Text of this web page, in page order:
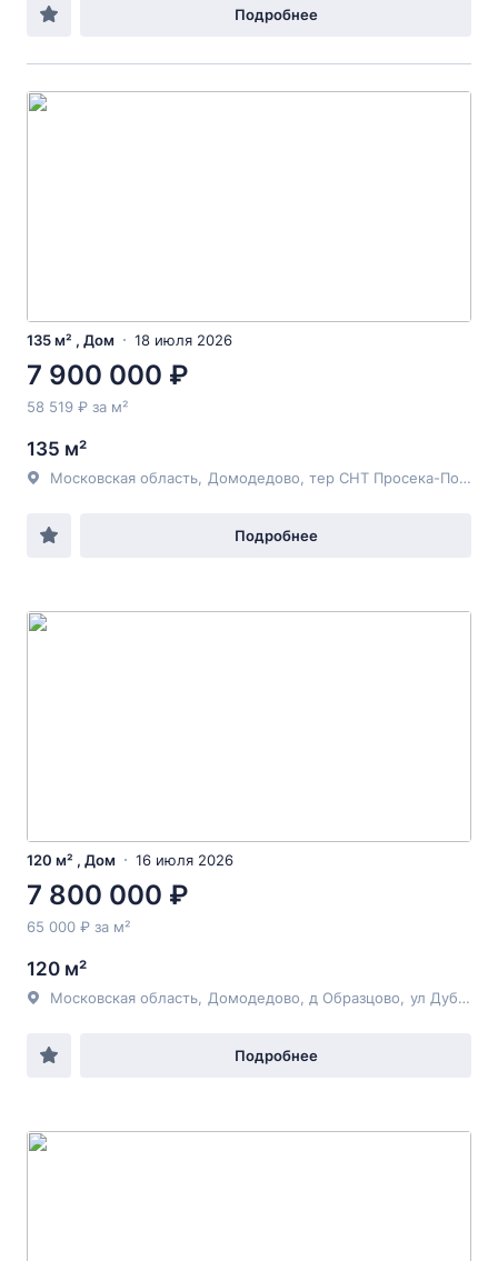
Подробнее
135 м² , Дом 18 июля 2026
7 900 000 ₽
58 519 ₽ за м²
135 м²
Московская область Домодедово , тер СНТ Просека-Поздново,
Подробнее
120 м² , Дом 16 июля 2026
7 800 000 ₽
65 000 ₽ за м²
120 м²
Московская область Домодедово , д Образцово, ул Дубовая
Подробнее